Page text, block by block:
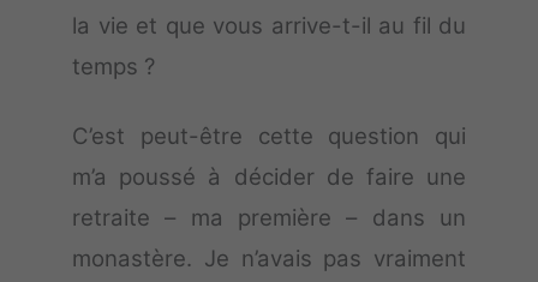
la vie et que vous arrive-t-il au fil du
temps ?
C’est peut-être cette question qui
m’a poussé à décider de faire une
retraite – ma première – dans un
monastère. Je n’avais pas vraiment